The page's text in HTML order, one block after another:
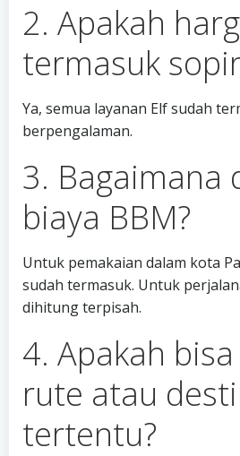
2. Apakah
termasuk
Ya, semua layanan Elf sudah
berpengalaman.
3. Bagaimana
biaya BBM?
Untuk pemakaian dalam kota
sudah termasuk. Untuk
dihitung terpisah.
4. Apakah
rute atau
tertentu?